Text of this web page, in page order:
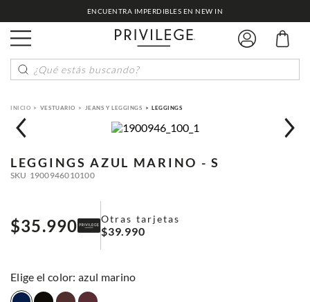
ENCUENTRA IMPERDIBLES EN NEW IN
¿Qué estás buscando?
VESTUARIO JEANS Y LEGGINGS LEGGINGS
LEGGINGS AZUL MARINO - S
SKU 1900946010100
$35.990 Otras tarjetas
$39.990
: azul marino